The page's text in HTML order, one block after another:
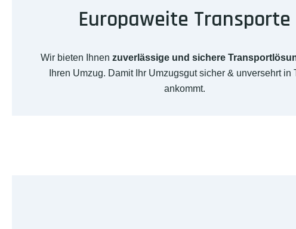
Europaweite Transporte
Wir bieten Ihnen zuverlässige und sichere
Ihren Umzug. Damit Ihr Umzugsgut sicher & unversehrt in
ankommt.